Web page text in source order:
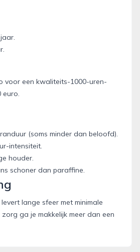
voor een kwaliteits-1000-uren-
euro.
(soms minder dan beloofd).
intensiteit.
houder.
schoner dan paraffine.
levert lange sfeer met minimale
ga je makkelijk meer dan een